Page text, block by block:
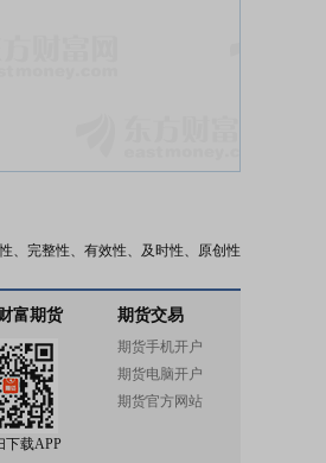
、完整性、有效性、及时性、原创性